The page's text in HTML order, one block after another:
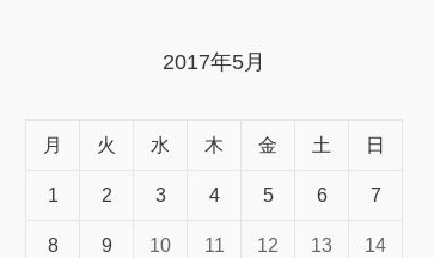
2017年5月
月 火 水 木 金 土 日
1 2 3 4 5 6 7
8 9 10 11 12 13 14